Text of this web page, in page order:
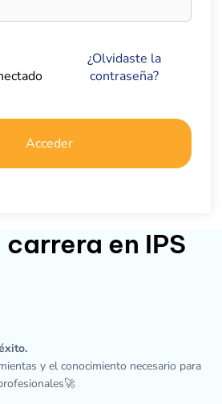
¿Olvidaste la
contraseña?
Acceder
en IPS
y el conocimiento necesario para